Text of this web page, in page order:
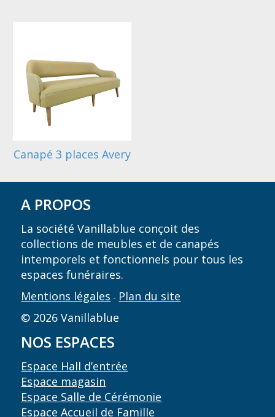
Canapé 3 places Avery
A PROPOS
La société Vanillablue conçoit des
collections de meubles et de canapés
intemporels et fonctionnels pour tous les
espaces funéraires.
Mentions légales - Plan du site
© 2026 Vanillablue
NOS ESPACES
Espace Hall d’entrée
Espace magasin
Espace Salle de Cérémonie
Espace Accueil de Famille